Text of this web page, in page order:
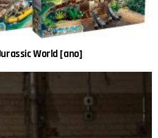
World [ano]